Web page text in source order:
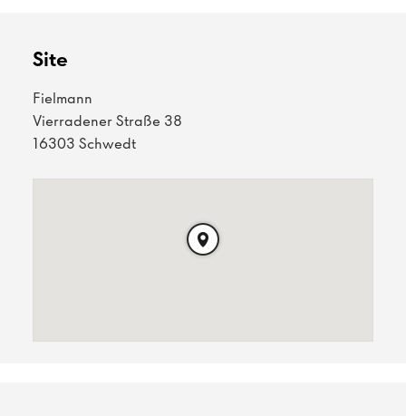
Site
Fielmann
Vierradener Straße 38
16303 Schwedt